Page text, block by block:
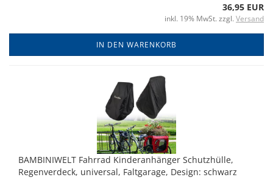
36,95 EUR
inkl. 19% MwSt. zzgl. Versand
IN DEN WARENKORB
BAMBINIWELT Fahrrad Kinderanhänger Schutzhülle,
Regenverdeck, universal, Faltgarage, Design: schwarz